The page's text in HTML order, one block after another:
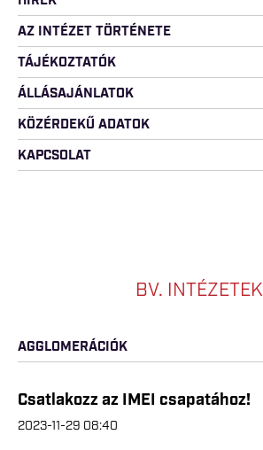
AZ INTÉZET TÖRTÉNETE
TÁJÉKOZTATÓK
ÁLLÁSAJÁNLATOK
KÖZÉRDEKŰ ADATOK
KAPCSOLAT
BV. INTÉZETEK
AGGLOMERÁCIÓK
Csatlakozz az IMEI csapatához!
2023-11-29 08:40